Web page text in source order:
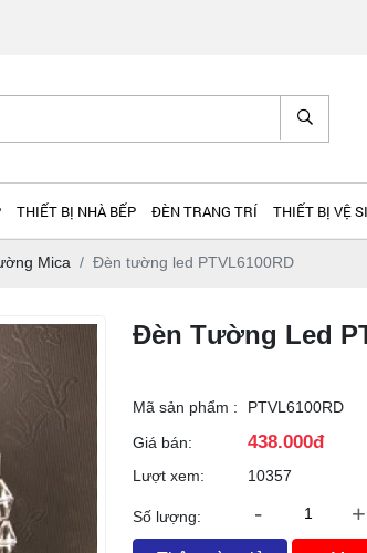
THIẾT BỊ NHÀ BẾP ĐÈN TRANG TRÍ THIẾT BỊ VỆ
Mica Đèn tường led PTVL6100RD
Đèn Tường Led
Mã sản phẩm :
PTVL6100RD
Giá bán:
438.000đ
Lượt xem: 10357
Số lượng: - +